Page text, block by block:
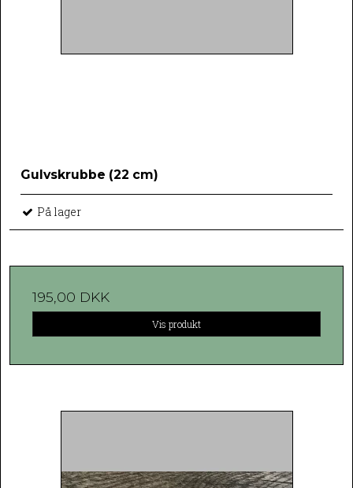
Gulvskrubbe (22 cm)
På lager
195,00 DKK
Vis produkt